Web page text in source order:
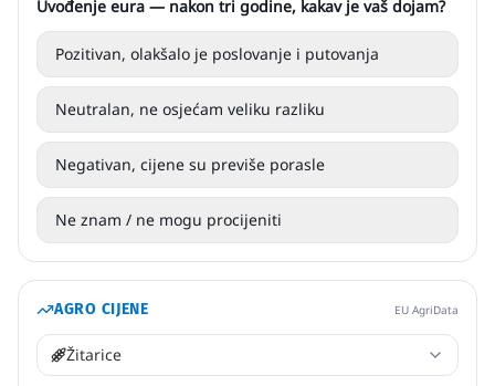
Uvođenje eura — nakon tri godine, kakav je vaš dojam?
Pozitivan, olakšalo je poslovanje i putovanja
Neutralan, ne osjećam veliku razliku
Negativan, cijene su previše porasle
Ne znam / ne mogu procijeniti
AGRO CIJENE EU AgriData
Žitarice